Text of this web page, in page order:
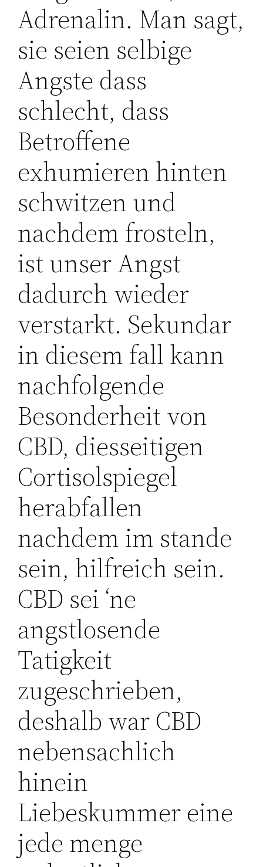
Adrenalin. Man sagt,
sie seien selbige
Angste dass
schlecht, dass
Betroffene
exhumieren hinten
schwitzen und
nachdem frosteln,
ist unser Angst
dadurch wieder
verstarkt. Sekundar
in diesem fall kann
nachfolgende
Besonderheit von
CBD, diesseitigen
Cortisolspiegel
herabfallen
nachdem im stande
sein, hilfreich sein.
CBD sei ‘ne
angstlosende
Tatigkeit
zugeschrieben,
deshalb war CBD
nebensachlich
hinein
Liebeskummer eine
jede menge